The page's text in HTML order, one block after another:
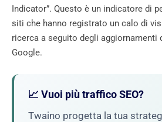
Indicator”. Questo è un indicatore di
siti che hanno registrato un calo di
ricerca a seguito degli aggiornamenti
Google.
📈 Vuoi più traffico SEO?
Twaino progetta la tua